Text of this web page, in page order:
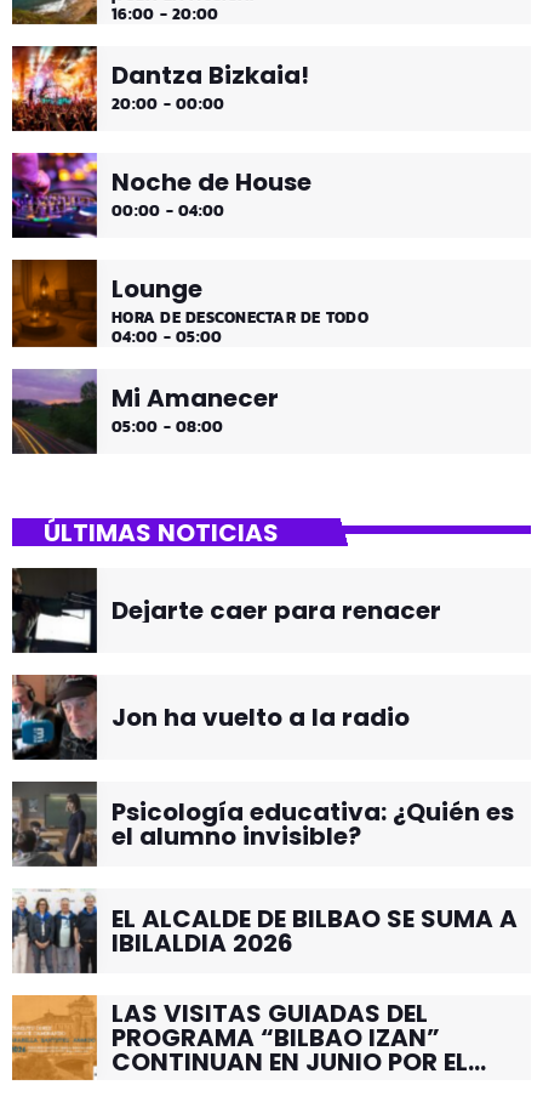
16:00 - 20:00
Dantza Bizkaia!
20:00 - 00:00
Noche de House
00:00 - 04:00
Lounge
HORA DE DESCONECTAR DE TODO
04:00 - 05:00
Mi Amanecer
05:00 - 08:00
ÚLTIMAS NOTICIAS
Dejarte caer para renacer
Jon ha vuelto a la radio
Psicología educativa: ¿Quién es
el alumno invisible?
EL ALCALDE DE BILBAO SE SUMA A
IBILALDIA 2026
LAS VISITAS GUIADAS DEL
PROGRAMA “BILBAO IZAN”
CONTINUAN EN JUNIO POR EL